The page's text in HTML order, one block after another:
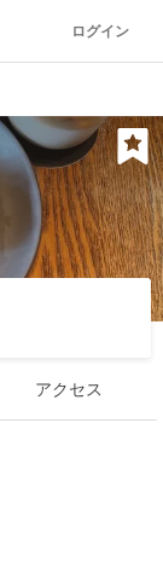
ログイン
アクセス